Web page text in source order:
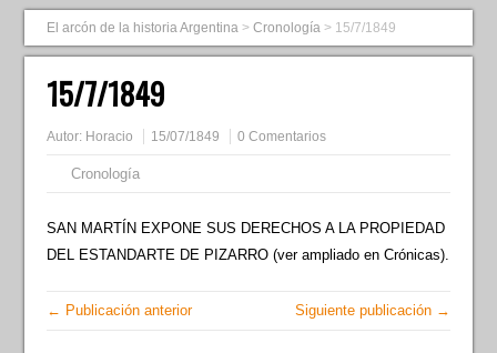
El arcón de la historia Argentina >Cronología > 15/7/1849
15/7/1849
Autor: Horacio 15/07/1849 0 Comentarios
Cronología
SAN MARTÍN EXPONE SUS DERECHOS A LA PROPIEDAD
DEL ESTANDARTE DE PIZARRO (ver ampliado en Crónicas).
← Publicación anterior Siguiente publicación →